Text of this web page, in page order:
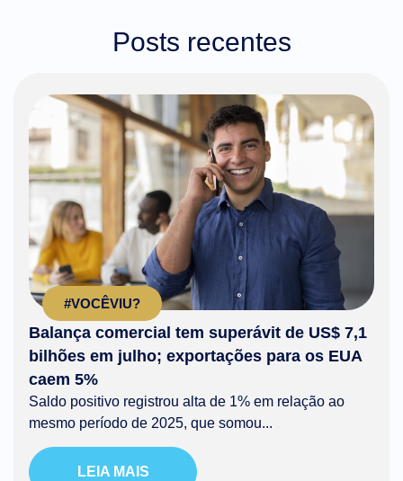
Posts recentes
#VOCÊVIU?
Balança comercial tem superávit de US$ 7,1
bilhões em julho; exportações para os EUA
caem 5%
Saldo positivo registrou alta de 1% em relação ao
mesmo período de 2025, que somou...
LEIA MAIS